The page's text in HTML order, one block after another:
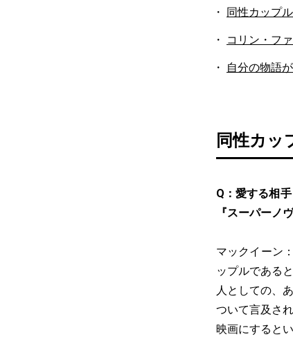
同性カップ
コリン・フ
自分の物語
同性カッ
Q：愛する相
『スーパーノ
マックイーン
ップルである
人としての、
ついて言及さ
映画にすると